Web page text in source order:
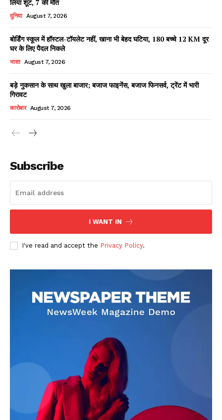
Contact us
Subscription Plans
My account
लिया शूट, 7 की मौत
दुनिया August 7, 2026
बोर्डिंग स्कूल में हॉस्टल-टॉयलेट नहीं, खाना भी बेहद घटिया, 180 बच्चे 12 KM दूर
घर के लिए पैदल निकले
भारत August 7, 2026
बड़े नुकसान के साथ खुला बाजार; बजाज फाइनेंस, बजाज फिनसर्व, ट्रेंट में भारी
गिरावट
कारोबार August 7, 2026
Subscribe
I WANT IN
I've read and accept the Privacy Policy.